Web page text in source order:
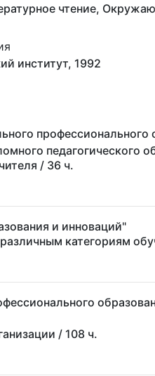
чтение,
институт, 1992
педагогического
/ 36 ч.
и инноваций"
категориям
/ 108 ч.